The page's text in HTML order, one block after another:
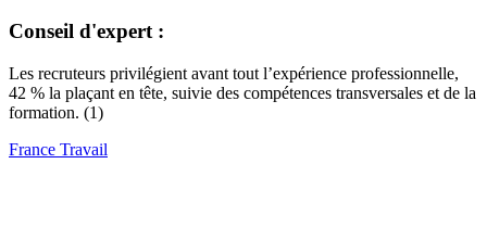
Conseil d'expert :
Les recruteurs privilégient avant tout l’expérience professionnelle,
42 % la plaçant en tête, suivie des compétences transversales et de la
formation. (1)
France Travail